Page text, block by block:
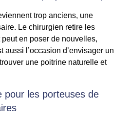
trop anciens, une
Le chirurgien retire les
en poser de nouvelles,
aussi l’occasion d’envisager un
une poitrine naturelle et
pour les porteuses de